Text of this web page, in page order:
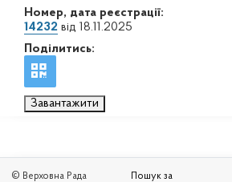
Номер, дата реєстрації:
14232 від 18.11.2025
Поділитись:
Завантажити
© Верховна Рада
Пошук за